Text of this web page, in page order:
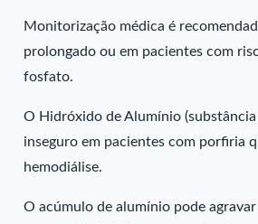
Monitorização médica é
prolongado ou em pacientes com
fosfato.
O Hidróxido de Alumínio
inseguro em pacientes com porfiria
hemodiálise.
O acúmulo de alumínio pode